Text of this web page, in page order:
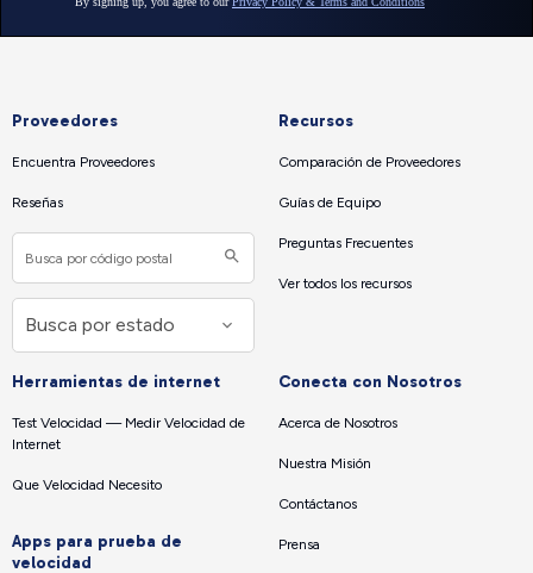
Proveedores
Encuentra Proveedores
Reseñas
Recursos
Comparación de Proveedores
Guías de Equipo
Preguntas Frecuentes
Ver todos los recursos
Herramientas de internet
Test Velocidad — Medir Velocidad de
Internet
Que Velocidad Necesito
Apps para prueba de
velocidad
Conecta con Nosotros
Acerca de Nosotros
Nuestra Misión
Contáctanos
Prensa